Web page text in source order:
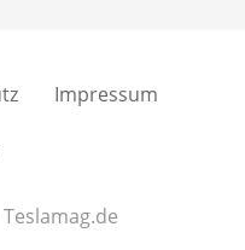
Impressum